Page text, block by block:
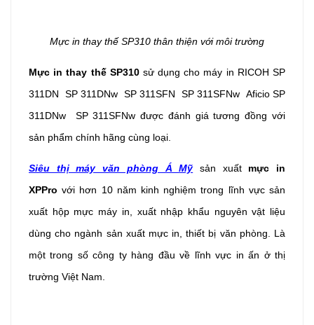
Mực in thay thế SP310 thân thiện với môi trường
Mực in thay thế SP310sử dụng cho máy in RICOH SP
311DN SP 311DNw SP 311SFN SP 311SFNw Aficio SP
311DNw SP 311SFNw được đánh giá tương đồng với
sản phẩm chính hãng cùng loại.
Siêu thị máy văn phòng Á Mỹ sản xuấtmực in
XPProvới hơn 10 năm kinh nghiệm trong lĩnh vực sản
xuất hộp mực máy in, xuất nhập khẩu nguyên vật liệu
dùng cho ngành sản xuất mực in, thiết bị văn phòng. Là
một trong số công ty hàng đầu về lĩnh vực in ấn ở thị
trường Việt Nam.